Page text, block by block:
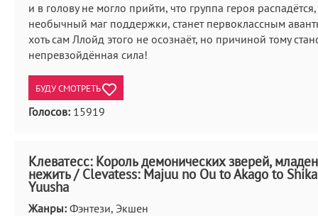
и в голову не могло прийти, что группа героя
необычный маг поддержки, станет первоклассным
хоть сам Ллойд этого не осознаёт, но причиной тому
непревзойдённая сила!
БУДУ СМОТРЕТЬ
Голосов: 15919
Клеватесс: Король демонических зверей,
нежить / Clevatess: Majuu no Ou to Akago to
Yuusha
Жанры: Фэнтези, Экшен